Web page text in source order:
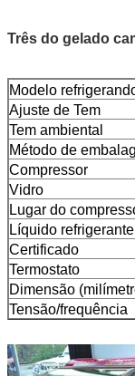
Três do gelado
Modelo
Ajuste de Tem
Tem ambiental
Método de
Compressor
Vidro
Lugar do
Líquido refrigerante
Certificado
Termostato
Dimensão
Tensão/frequência